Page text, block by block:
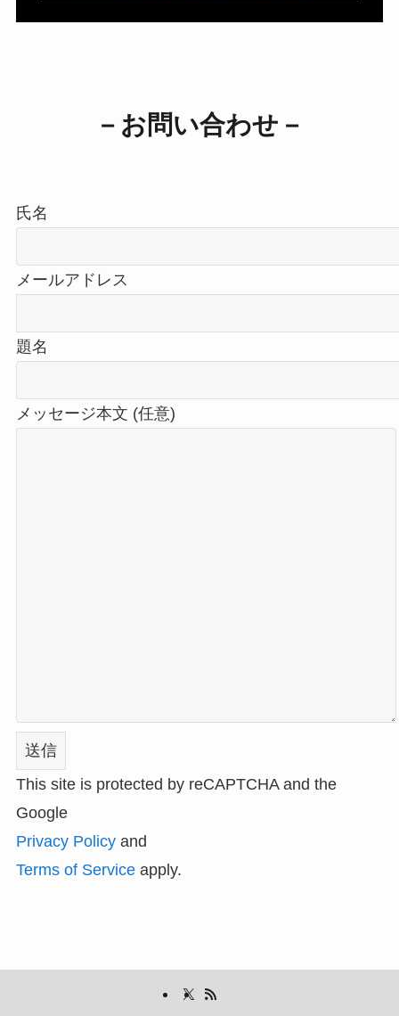
－お問い合わせ－
氏名
メールアドレス
題名
メッセージ本文 (任意)
This site is protected by reCAPTCHA and the
Google
Privacy Policyand
Terms of Serviceapply.